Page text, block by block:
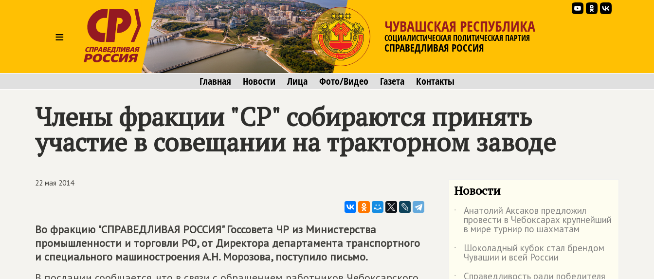
≡
ЧУВАШСКАЯ РЕСПУБЛИКА
СОЦИАЛИСТИЧЕСКАЯ ПОЛИТИЧЕСКАЯ ПАРТИЯ
СПРАВЕДЛИВАЯ РОССИЯ
Главная Новости Лица Фото/Видео Газета Контакты
Члены фракции "СР" собираются принять
участие в совещании на тракторном заводе
22 мая 2014
Во фракцию "СПРАВЕДЛИВАЯ РОССИЯ" Госсовета ЧР из Министерства
промышленности и торговли РФ, от Директора департамента транспортного
и специального машиностроения А.Н. Морозова, поступило письмо.
Новости
˙ Анатолий Аксаков предложил
провести в Чебоксарах крупнейший
в мире турнир по шахматам
˙
Шоколадный кубок стал брендом
Чувашии и всей России
Справедливость ради победителя